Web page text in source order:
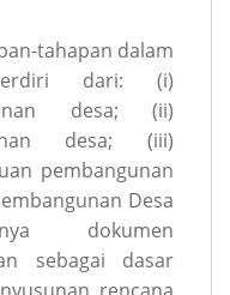
tahapan dalam
dari: (i)
desa; (ii)
desa; (iii)
pembangunan
Desa
dokumen
sebagai dasar
rencana